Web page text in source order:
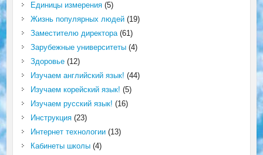
Единицы измерения(5)
Жизнь популярных людей(19)
Заместителю директора(61)
Зарубежные университеты(4)
Здоровье(12)
Изучаем английский язык! (44)
Изучаем корейский язык! (5)
Изучаем русский язык! (16)
Инструкция(23)
Интернет технологии(13)
Кабинеты школы(4)